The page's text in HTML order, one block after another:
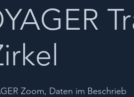
Zoom, Daten im Beschrieb